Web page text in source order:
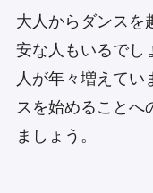
大人からダンスを
安な人もいるでし
人が年々増えてい
スを始めることへ
ましょう。